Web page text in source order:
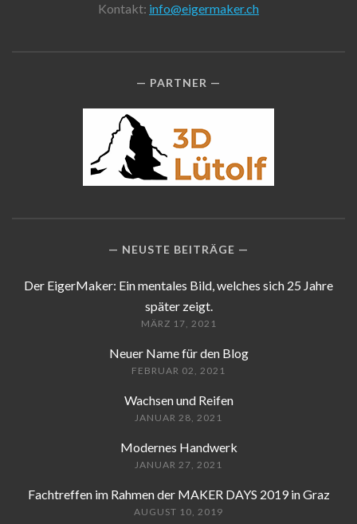
Kontakt: info@eigermaker.ch
PARTNER
NEUSTE BEITRÄGE
Der EigerMaker: Ein mentales Bild, welches sich 25 Jahre
später zeigt.
MÄRZ 17, 2021
Neuer Name für den Blog
FEBRUAR 02, 2021
Wachsen und Reifen
JANUAR 28, 2021
Modernes Handwerk
JANUAR 27, 2021
Fachtreffen im Rahmen der MAKER DAYS 2019 in Graz
AUGUST 10, 2019